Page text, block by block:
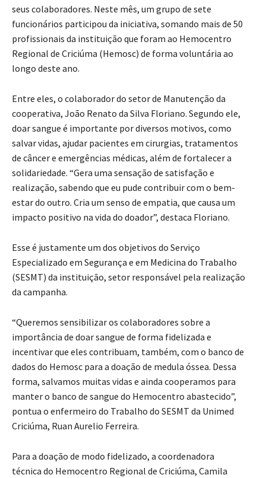
seus colaboradores. Neste mês, um grupo de sete
funcionários participou da iniciativa, somando mais de 50
profissionais da instituição que foram ao Hemocentro
Regional de Criciúma (Hemosc) de forma voluntária ao
longo deste ano.
Entre eles, o colaborador do setor de Manutenção da
cooperativa, João Renato da Silva Floriano. Segundo ele,
doar sangue é importante por diversos motivos, como
salvar vidas, ajudar pacientes em cirurgias, tratamentos
de câncer e emergências médicas, além de fortalecer a
solidariedade. “Gera uma sensação de satisfação e
realização, sabendo que eu pude contribuir com o bem-
estar do outro. Cria um senso de empatia, que causa um
impacto positivo na vida do doador”, destaca Floriano.
Esse é justamente um dos objetivos do Serviço
Especializado em Segurança e em Medicina do Trabalho
(SESMT) da instituição, setor responsável pela realização
da campanha.
“Queremos sensibilizar os colaboradores sobre a
importância de doar sangue de forma fidelizada e
incentivar que eles contribuam, também, com o banco de
dados do Hemosc para a doação de medula óssea. Dessa
forma, salvamos muitas vidas e ainda cooperamos para
manter o banco de sangue do Hemocentro abastecido”,
pontua o enfermeiro do Trabalho do SESMT da Unimed
Criciúma, Ruan Aurelio Ferreira.
Para a doação de modo fidelizado, a coordenadora
técnica do Hemocentro Regional de Criciúma, Camila